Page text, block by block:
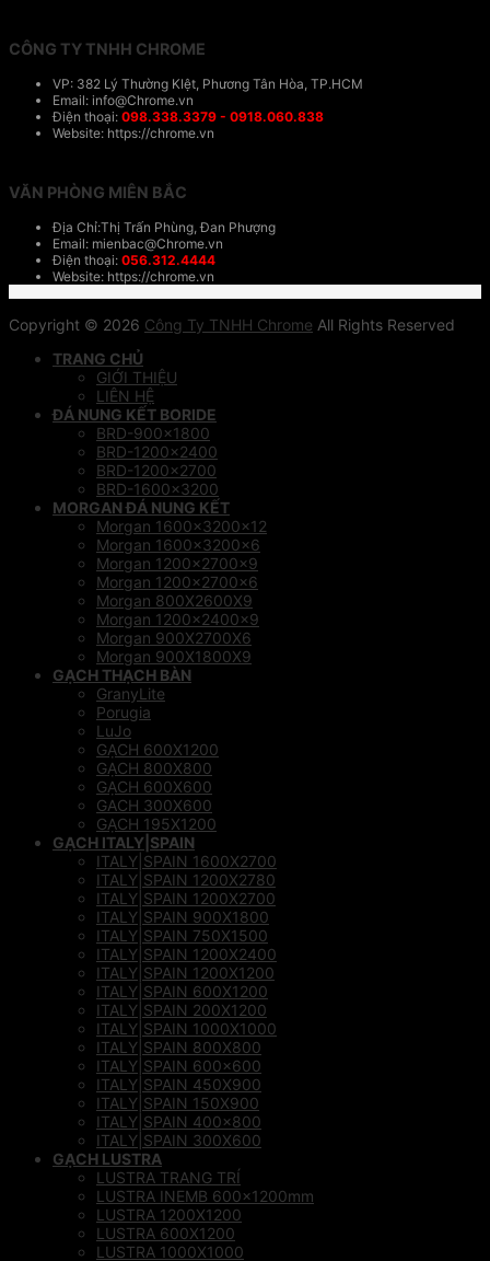
CÔNG TY TNHH CHROME
VP: 382 Lý Thường KIệt, Phương Tân Hòa, TP.HCM
Email: info@Chrome.vn
Điện thoại: 098.338.3379 - 0918.060.838
Website: https://chrome.vn
VĂN PHÒNG MIÊN BẮC
Địa Chỉ:Thị Trấn Phùng, Đan Phượng
Email: mienbac@Chrome.vn
Điện thoại: 056.312.4444
Website: https://chrome.vn
Copyright © 2026 Công Ty TNHH Chrome All Rights Reserved
TRANG CHỦ
GIỚI THIỆU
LIÊN HỆ
ĐÁ NUNG KẾT BORIDE
BRD-900×1800
BRD-1200×2400
BRD-1200×2700
BRD-1600×3200
MORGAN ĐÁ NUNG KẾT
Morgan 1600x3200x12
Morgan 1600x3200x6
Morgan 1200x2700x9
Morgan 1200x2700x6
Morgan 800X2600X9
Morgan 1200x2400x9
Morgan 900X2700X6
Morgan 900X1800X9
GẠCH THẠCH BÀN
GranyLite
Porugia
LuJo
GẠCH 600X1200
GẠCH 800X800
GẠCH 600X600
GACH 300X600
GẠCH 195X1200
GẠCH ITALY|SPAIN
ITALY|SPAIN 1600X2700
ITALY|SPAIN 1200X2780
ITALY|SPAIN 1200X2700
ITALY|SPAIN 900X1800
ITALY|SPAIN 750X1500
ITALY|SPAIN 1200X2400
ITALY|SPAIN 1200X1200
ITALY|SPAIN 600X1200
ITALY|SPAIN 200X1200
ITALY|SPAIN 1000X1000
ITALY|SPAIN 800X800
ITALY|SPAIN 600×600
ITALY|SPAIN 450X900
ITALY|SPAIN 150X900
ITALY|SPAIN 400×800
ITALY|SPAIN 300X600
GẠCH LUSTRA
LUSTRA TRANG TRÍ
LUSTRA INEMB 600x1200mm
LUSTRA 1200X1200
LUSTRA 600X1200
LUSTRA 1000X1000